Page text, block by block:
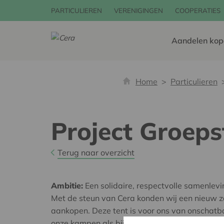
PARTICULIEREN VERENIGINGEN COOPERATIES
Aandelen
Home Particulieren
Project
Terug naar overzicht
Ambitie: Een solidaire, respectvolle
Met de steun van Cera konden wij een nieuw
aankopen. Deze tent is voor ons van